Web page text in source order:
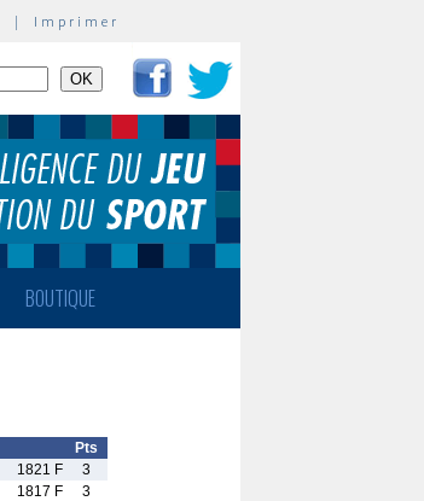
| Imprimer
BOUTIQUE
Pts
1821 F
3
1817 F
3